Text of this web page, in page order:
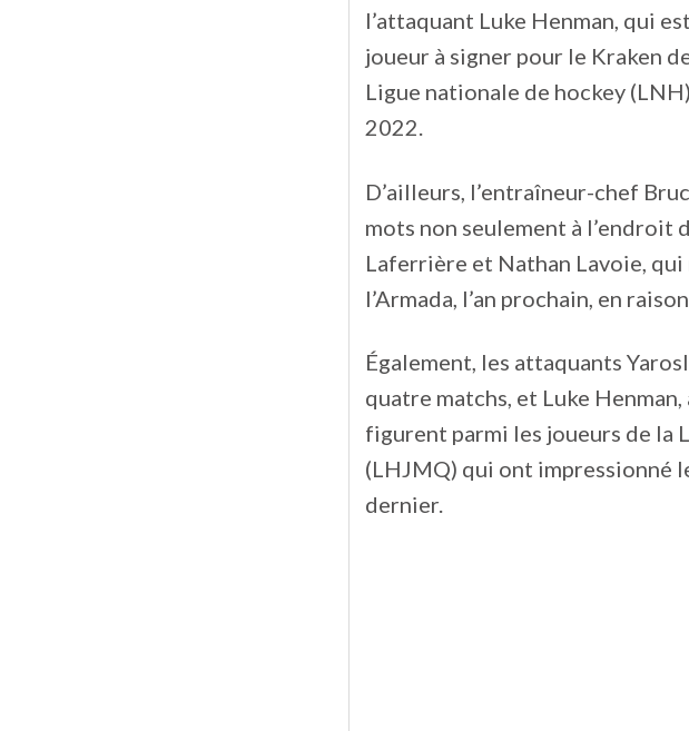
l’attaquant Luke Henman, qui
joueur à signer pour le Kraken
Ligue nationale de hockey
2022.
D’ailleurs, l’entraîneur-chef
mots non seulement à l’endroit
Laferrière et Nathan Lavoie,
l’Armada, l’an prochain, en
Également, les attaquants
quatre matchs, et Luke
figurent parmi les joueurs de la
(LHJMQ) qui ont impressionné
dernier.